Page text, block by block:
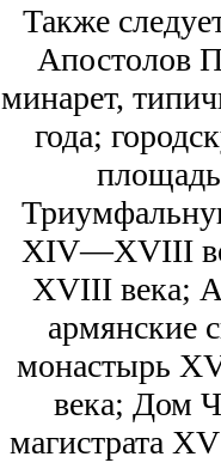
Также
Апостолов
минарет,
года;
XIV—XVIII
XVIII века;
армянские
монастырь
века; Дом
магистрата